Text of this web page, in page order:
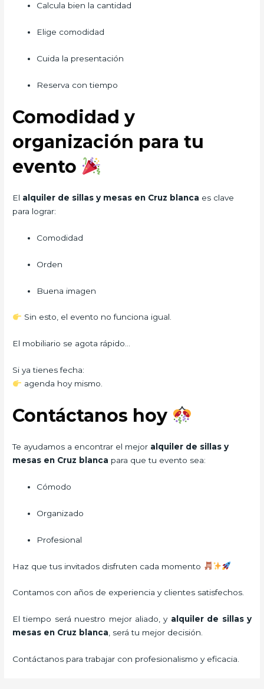
Calcula bien la cantidad
Elige comodidad
Cuida la presentación
Reserva con tiempo
Comodidad y
organización para tu
evento
El alquiler de sillas y mesas en Cruz blanca es clave
para lograr:
Comodidad
Orden
Buena imagen
Sin esto, el evento no funciona igual.
El mobiliario se agota rápido…
Si ya tienes fecha:
agenda hoy mismo.
Contáctanos hoy
Te ayudamos a encontrar el mejor alquiler de sillas y
mesas en Cruz blanca para que tu evento sea:
Cómodo
Organizado
Profesional
Haz que tus invitados disfruten cada momento
Contamos con años de experiencia y clientes satisfechos.
El tiempo será nuestro mejor aliado, y alquiler de sillas y
mesas en Cruz blanca, será tu mejor decisión.
Contáctanos para trabajar con profesionalismo y eficacia.